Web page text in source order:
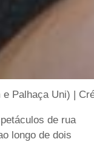
Palhaça Uni) |
de rua
longo de dois